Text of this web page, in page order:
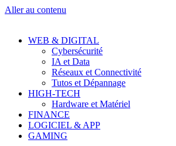
Aller au contenu
WEB & DIGITAL
Cybersécurité
IA et Data
Réseaux et Connectivité
Tutos et Dépannage
HIGH-TECH
Hardware et Matériel
FINANCE
LOGICIEL & APP
GAMING